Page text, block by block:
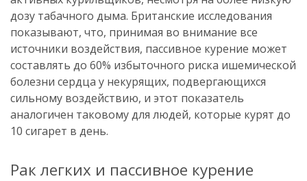
дозу табачного дыма. Британские исследования
показывают, что, принимая во внимание все
источники воздействия, пассивное курение может
составлять до 60% избыточного риска ишемической
болезни сердца у некурящих, подвергающихся
сильному воздействию, и этот показатель
аналогичен таковому для людей, которые курят до
10 сигарет в день.
Рак легких и пассивное курение